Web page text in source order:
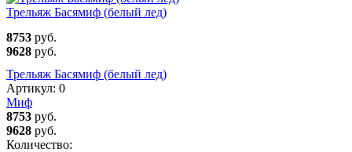
Трельяж Басямиф (белый лед)
8753 руб.
9628 руб.
Трельяж Басямиф (белый лед)
Артикул: 0
Миф
8753 руб.
9628 руб.
Количество: